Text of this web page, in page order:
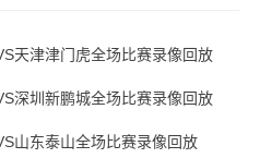
天津津门虎全场比赛录像回放
深圳新鹏城全场比赛录像回放
山东泰山全场比赛录像回放